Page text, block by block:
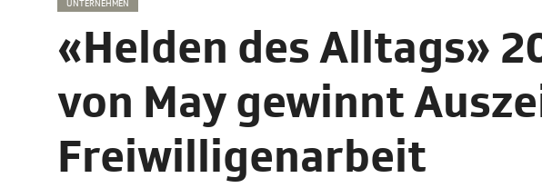
UNTERNEHMEN
«Helden des Alltags»
von May gewinnt
Freiwilligenarbeit